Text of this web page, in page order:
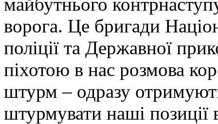
ворога. Це бригади
поліції та Державної
піхотою в нас розмова
штурм – одразу
штурмувати наші позиції